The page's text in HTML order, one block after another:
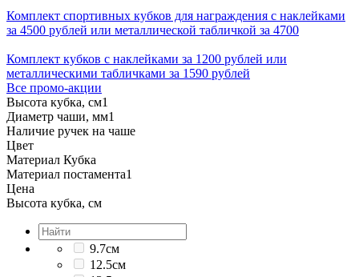
Комплект спортивных кубков для награждения с наклейками
за 4500 рублей или металлической табличкой за 4700
Комплект кубков с наклейками за 1200 рублей или
металлическими табличками за 1590 рублей
Все промо-акции
Высота кубка, см1
Диаметр чаши, мм1
Наличие ручек на чаше
Цвет
Материал Кубка
Материал постамента1
Цена
Высота кубка, см
9.7см
12.5см